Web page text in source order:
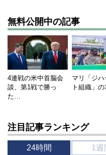
無料公開中の記事
4連戦の米中首脳会
談、第1戦で勝っ
た…
マリ「ジ
ト組織」
注目記事ランキング
24時間 1週